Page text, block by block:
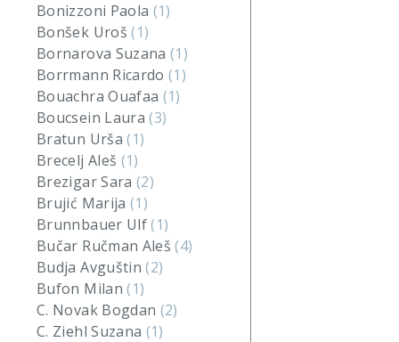
Bonizzoni Paola (1)
Bonšek Uroš(1)
Bornarova Suzana(1)
Borrmann Ricardo(1)
Bouachra Ouafaa (1)
Boucsein Laura(3)
Bratun Urša(1)
Brecelj Aleš (1)
Brezigar Sara(2)
Brujić Marija(1)
Brunnbauer Ulf(1)
Bučar Ručman Aleš(4)
Budja Avguštin(2)
Bufon Milan(1)
C. Novak Bogdan (2)
C. Ziehl Suzana (1)